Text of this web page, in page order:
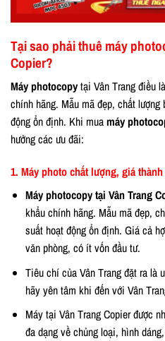
Tại sao phải thuê máy
Copier?
Máy photocopytại Vân Trang điều là
chính hãng. Mẫu mã đẹp, chất
động ổn định. Khi muamáy
hưởng các ưu đãi:
1. Máy photo chất lượng, giá
Máy photocopy tại Vân Trang
khẩu chính hãng. Mẫu mã đẹp,
suất hoạt động ổn định. Giá cả
văn phòng, có ít vốn đầu tư.
Tiêu chí của Vân Trang đặt ra là
hãy yên tâm khi đến với Vân
Máy tại Vân Trang Copier được
đa dạng về chủng loại, hình